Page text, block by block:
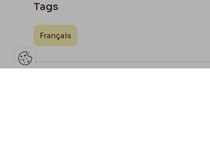
Tags
Français
Ouvrir la barre de gestion